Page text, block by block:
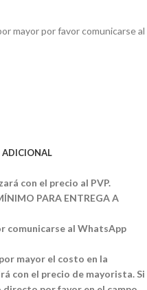
mayor por favor comunicarse al
con el precio al PVP.
PARA ENTREGA A
comunicarse al WhatsApp
mayor el costo en la
con el precio de mayorista. Si